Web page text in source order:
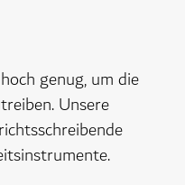
genug, um die
Unsere